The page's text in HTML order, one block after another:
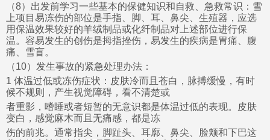
（8）出发前学习一些基本的保健知识和自救、急救常识：雪
上项目易冻伤的部位是手指、脚、耳、鼻尖、生殖器，应选
用保温效果较好的羊绒制品或化纤制品对上述部位进行保
温。容易发生的创伤是拇指挫伤，易发生的疾病是胃痛、腹
痛、雪盲。
（10）发生事故的紧急处理办法：
1 体温过低或冻伤症状：皮肤冷而且苍白，脉搏缓慢，有时
候不规则，产生视觉障碍，看不清楚或
者重影，嗜睡或者短暂的无意识都是体温过低的表现。皮肤
变白，感觉麻木而且无痛感，都是冻
伤的前兆。通常指尖，脚趾头、耳廓、鼻尖、脸颊和下巴这